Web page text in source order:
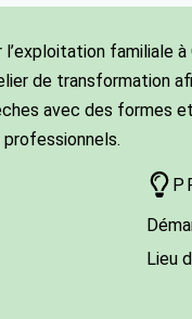
l’exploitation familiale
de transformation
avec des formes
Lieu